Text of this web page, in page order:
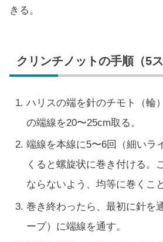
きる。
クリンチノットの手順（5ス
ハリスの端を針のチモト（輪
の端線を20〜25cm取る。
端線を本線に5〜6回（細いラ
くると螺旋状に巻き付ける。
ならないよう、均等に巻くこ
巻き終わったら、最初に針を
ープ）に端線を通す。